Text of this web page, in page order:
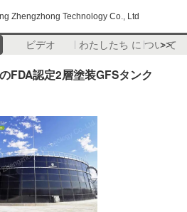
Zhengzhong Technology Co., Ltd
ビデオ わたしたち に つい て
>>
FDA認定2層塗装GFSタンク